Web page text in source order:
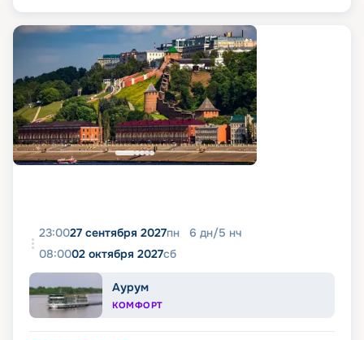
23:0027 сентября 2027пн 6 дн/5 нч
08:0002 октября 2027сб
Аурум
КОМФОРТ